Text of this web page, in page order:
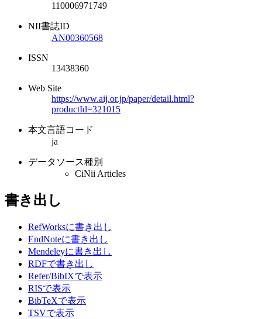
110006971749
NII書誌ID
AN00360568
ISSN
13438360
Web Site
https://www.aij.or.jp/paper/detail.html?
productId=321015
本文言語コード
ja
データソース種別
CiNii Articles
書き出し
RefWorksに書き出し
EndNoteに書き出し
Mendeleyに書き出し
RDFで書き出し
Refer/BibIXで表示
RISで表示
BibTeXで表示
TSVで表示